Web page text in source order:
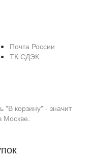
Почта России
ТК СДЭК
"В корзину" - значит
Москве.